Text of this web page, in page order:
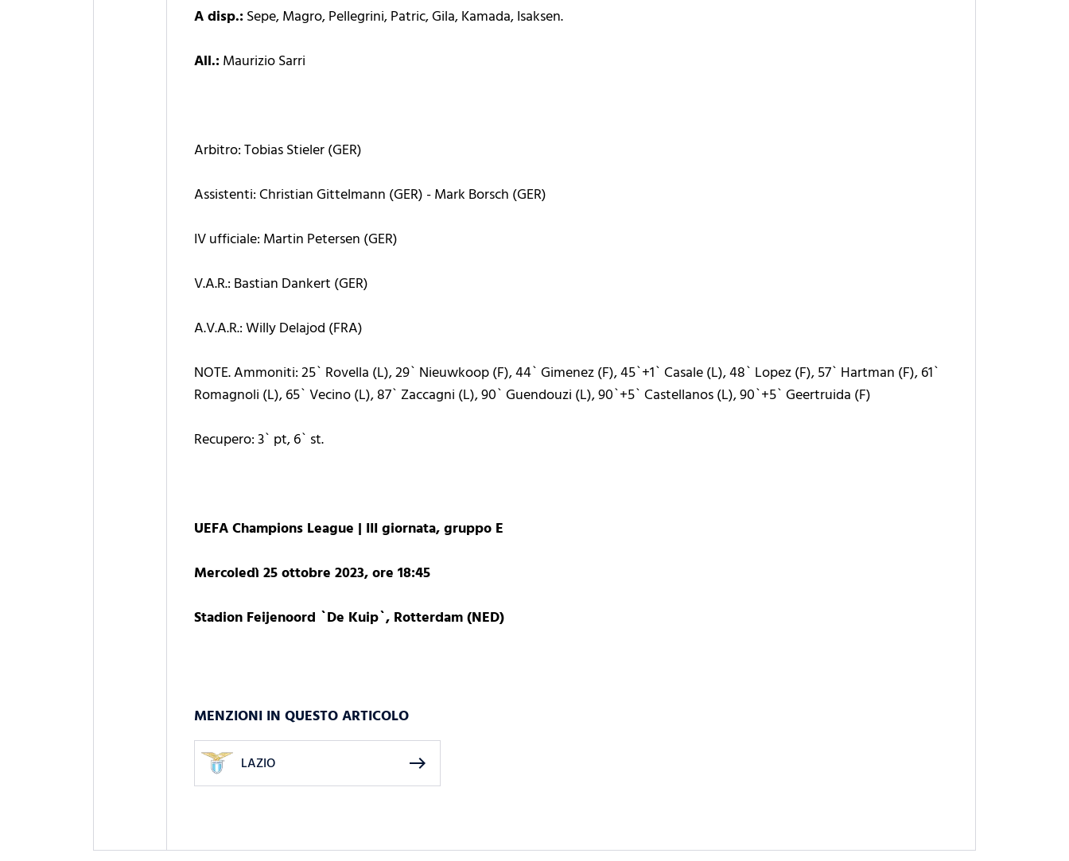
A disp.:Sepe, Magro, Pellegrini, Patric, Gila, Kamada, Isaksen.
All.:Maurizio Sarri
Arbitro: Tobias Stieler (GER)
Assistenti: Christian Gittelmann (GER) - Mark Borsch (GER)
IV ufficiale: Martin Petersen (GER)
V.A.R.: Bastian Dankert (GER)
A.V.A.R.: Willy Delajod (FRA)
NOTE. Ammoniti: 25` Rovella (L), 29` Nieuwkoop (F), 44` Gimenez (F), 45`+1` Casale (L), 48` Lopez (F), 57` Hartman (F), 61`
Romagnoli (L), 65` Vecino (L), 87` Zaccagni (L), 90` Guendouzi (L), 90`+5` Castellanos (L), 90`+5` Geertruida (F)
Recupero: 3` pt, 6` st.
UEFA Champions League | III giornata, gruppo E
Mercoledì 25 ottobre 2023, ore 18:45
Stadion Feijenoord `De Kuip`, Rotterdam (NED)
MENZIONI IN QUESTO ARTICOLO
LAZIO east